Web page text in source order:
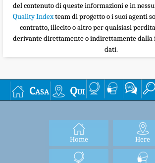
del contenuto di queste informazioni e in
Quality Indexteam di progetto o i suoi agenti
contratto, illecito o altro per qualsiasi
derivante direttamente o indirettamente
dati.
Casa Qui
Home Here